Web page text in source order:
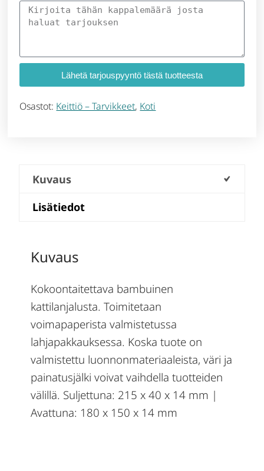
Lähetä tarjouspyyntö tästä tuotteesta
Osastot: Keittiö – Tarvikkeet, Koti
Kuvaus
Lisätiedot
Kuvaus
Kokoontaitettava bambuinen
kattilanjalusta. Toimitetaan
voimapaperista valmistetussa
lahjapakkauksessa. Koska tuote on
valmistettu luonnonmateriaaleista, väri ja
painatusjälki voivat vaihdella tuotteiden
välillä. Suljettuna: 215 x 40 x 14 mm |
Avattuna: 180 x 150 x 14 mm